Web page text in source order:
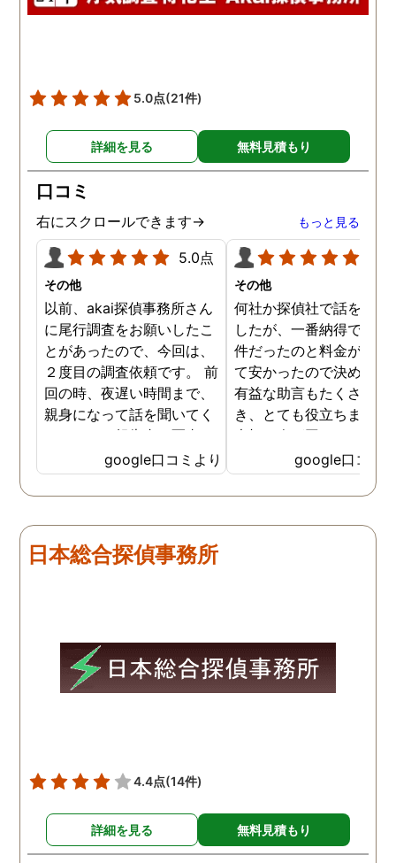
5.0点(21件)
詳細を見る 無料見積もり
口コミ
右にスクロールできます→ もっと見る
5.0点
その他
以前、akai探偵事務所さん
に尾行調査をお願いしたこ
とがあったので、今回は、
２度目の調査依頼です。 前
回の時、夜遅い時間まで、
親身になって話を聞いてく
れたのと、報告書の写真
が、場所が悪かったのに、
とても鮮明に写っていたの
で、再度、調査をお願いさ
度、自分でも行動パターン
の把握をしていましたが、
ズでした。 とくに、急なお
願いの時に人員を手配して
頂き、ホテルからの証拠を
後の事についてアドバイス
る探偵事務所さんだと、あ
らためて思いました。 事務
google口コミより
その他
何社か探偵社で話を聞き
したが、一番納得できる
件だったのと料金が比較
て安かったので決めまし
有益な助言もたくさん頂
き、とても役立ちました
大切な人が困っていたら
番に紹介したいと思える
偵事務所です
google口コミ
日本総合探偵事務所
4.4点(14件)
詳細を見る 無料見積もり